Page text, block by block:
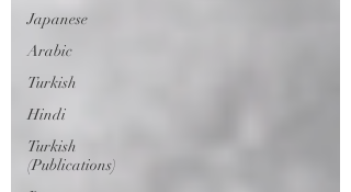
Japanese
Arabic
Turkish
Hindi
Turkish
(Publications)